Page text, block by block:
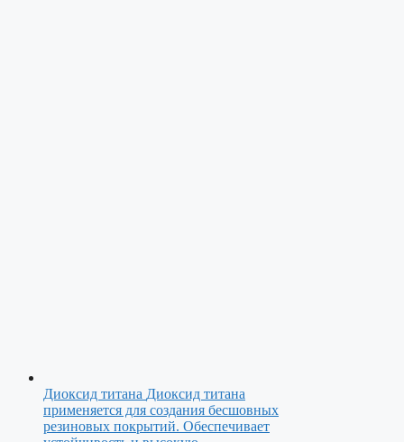
Диоксид титана Диоксид титана
применяется для создания бесшовных
резиновых покрытий. Обеспечивает